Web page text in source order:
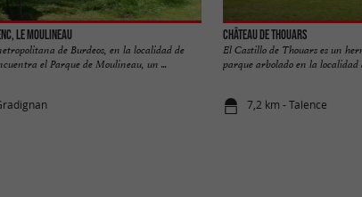
le Moulineau
de Burdeos, en la localidad de
el Parque de Moulineau, un ...
Château de Thouars
El Castillo de Thouars es un
parque arbolado en la localidad
7,2 km - Talence